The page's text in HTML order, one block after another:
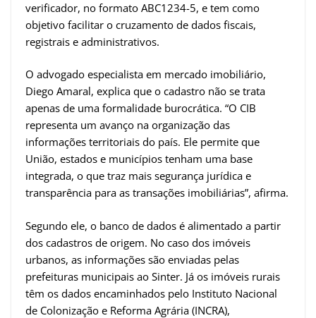
verificador, no formato ABC1234-5, e tem como
objetivo facilitar o cruzamento de dados fiscais,
registrais e administrativos.
O advogado especialista em mercado imobiliário,
Diego Amaral, explica que o cadastro não se trata
apenas de uma formalidade burocrática. “O CIB
representa um avanço na organização das
informações territoriais do país. Ele permite que
União, estados e municípios tenham uma base
integrada, o que traz mais segurança jurídica e
transparência para as transações imobiliárias”, afirma.
Segundo ele, o banco de dados é alimentado a partir
dos cadastros de origem. No caso dos imóveis
urbanos, as informações são enviadas pelas
prefeituras municipais ao Sinter. Já os imóveis rurais
têm os dados encaminhados pelo Instituto Nacional
de Colonização e Reforma Agrária (INCRA),